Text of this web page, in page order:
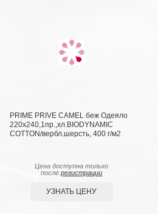
PRIME PRIVE CAMEL беж Одеяло
220х240,1пр.,хл.BIODYNAMIC
COTTON/вербл.шерсть, 400 г/м2
Цена доступна только
послерегистрации
УЗНАТЬ ЦЕНУ